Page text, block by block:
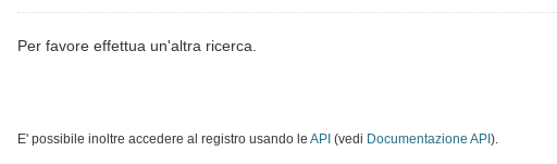
Per favore effettua un'altra ricerca.
E' possibile inoltre accedere al registro usando le API (vedi Documentazione API ).